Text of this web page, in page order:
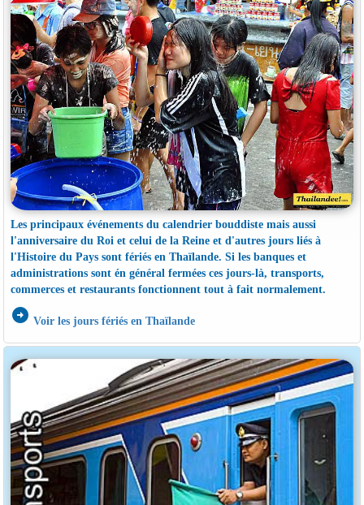
Les principaux événements du calendrier bouddiste mais aussi
l'anniversaire du Roi et celui de la Reine et d'autres jours liés à
l'Histoire du Pays sont fériés en Thaïlande. Si les banques et
administrations sont én général fermées ces jours-là, transports,
commerces et restaurants fonctionnent tout à fait normalement.
arrow_circle_right Voir les jours fériés en Thaïlande